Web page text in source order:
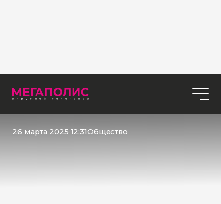
26 марта 2025 12:31Общество